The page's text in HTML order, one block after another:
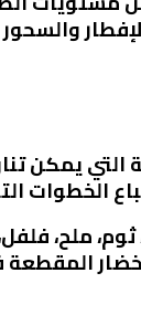
يمكن
الخطوات
ملح،
المقطعة